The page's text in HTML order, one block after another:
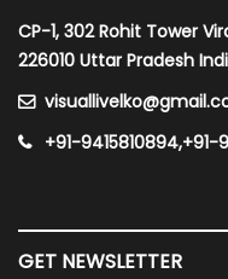
CP-1, 302 Rohit Tower
226010 Uttar Pradesh
+91-9415810894,+91-
GET NEWSLETTER